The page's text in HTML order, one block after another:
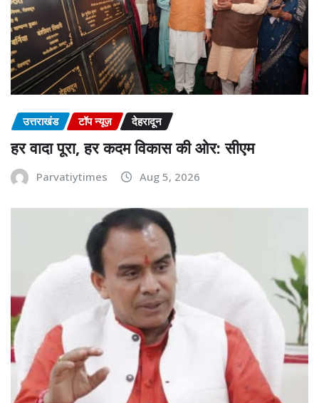
उत्तराखंड टॉप न्यूज़ देहरादून
हर वादा पूरा, हर कदम विकास की ओर: सीएम
Parvatiytimes Aug 5, 2026